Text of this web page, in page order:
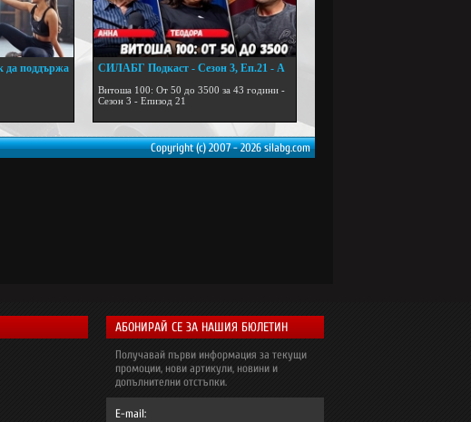
да поддържа
СИЛАБГ Подкаст - Сезон 3, Еп.21 - А
Витоша 100: От 50 до 3500 за 43 години -
Сезон 3 - Епизод 21
Copyright (c) 2007 - 2026 silabg.com
АБОНИРАЙ СЕ ЗА НАШИЯ БЮЛЕТИН
Получавай първи информация за текущи
промоции, нови артикули, новини и
допълнителни отстъпки.
E-mail: